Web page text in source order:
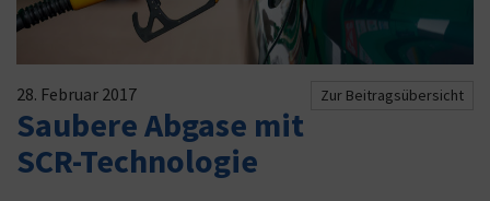
Zur Beitragsübersicht
28. Februar 2017
Saubere Abgase mit
SCR-Technologie